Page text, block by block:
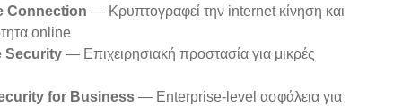
Connection — Κρυπτογραφεί την internet κίνηση και
online
Security — Επιχειρησιακή προστασία για μικρές
for Business — Enterprise-level ασφάλεια για